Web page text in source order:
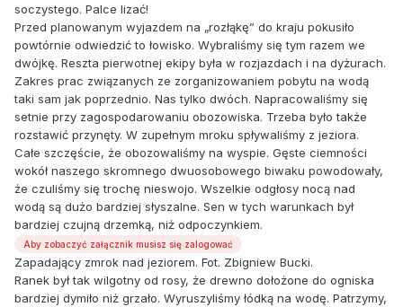
soczystego. Palce lizać!
Przed planowanym wyjazdem na „rozłąkę” do kraju pokusiło
powtórnie odwiedzić to łowisko. Wybraliśmy się tym razem we
dwójkę. Reszta pierwotnej ekipy była w rozjazdach i na dyżurach.
Zakres prac związanych ze zorganizowaniem pobytu na wodą
taki sam jak poprzednio. Nas tylko dwóch. Napracowaliśmy się
setnie przy zagospodarowaniu obozowiska. Trzeba było także
rozstawić przynęty. W zupełnym mroku spływaliśmy z jeziora.
Całe szczęście, że obozowaliśmy na wyspie. Gęste ciemności
wokół naszego skromnego dwuosobowego biwaku powodowały,
że czuliśmy się trochę nieswojo. Wszelkie odgłosy nocą nad
wodą są dużo bardziej słyszalne. Sen w tych warunkach był
bardziej czujną drzemką, niż odpoczynkiem.
Aby zobaczyć załącznik musisz się zalogować
Zapadający zmrok nad jeziorem. Fot. Zbigniew Bucki.
Ranek był tak wilgotny od rosy, że drewno dołożone do ogniska
bardziej dymiło niż grzało. Wyruszyliśmy łódką na wodę. Patrzymy,